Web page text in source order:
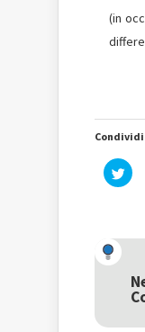
(in
Fai
clic
una